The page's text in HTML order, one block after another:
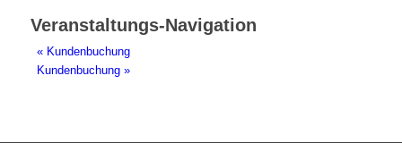
Veranstaltungs-Navigation
«Kundenbuchung
Kundenbuchung »